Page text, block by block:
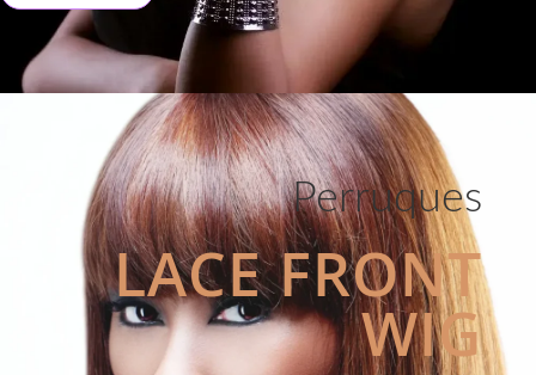
Perruques
LACE FRONT
WIG